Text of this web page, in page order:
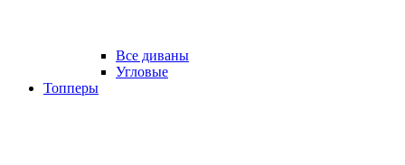
Все диваны
Угловые
Топперы